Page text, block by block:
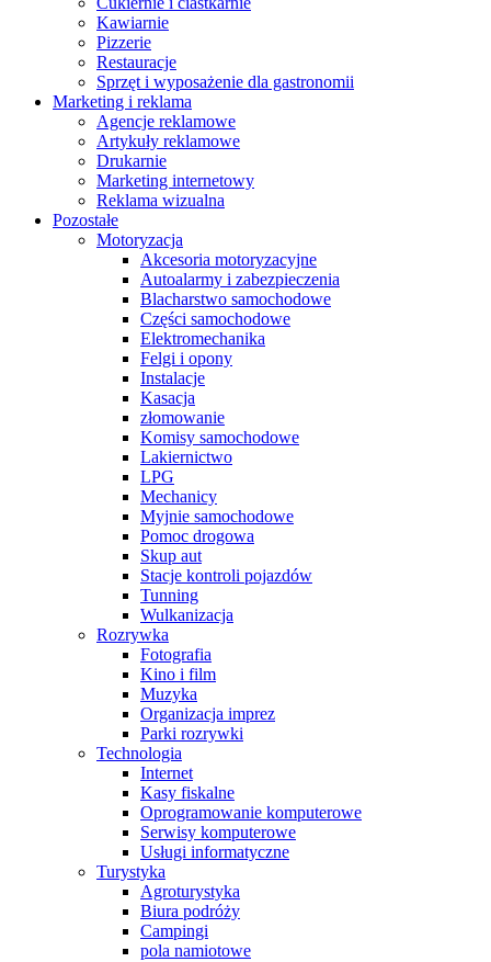
Kawiarnie
Pizzerie
Restauracje
Sprzęt i wyposażenie dla gastronomii
Marketing i reklama
Agencje reklamowe
Artykuły reklamowe
Drukarnie
Marketing internetowy
Reklama wizualna
Pozostałe
Motoryzacja
Akcesoria motoryzacyjne
Autoalarmy i zabezpieczenia
Blacharstwo samochodowe
Części samochodowe
Elektromechanika
Felgi i opony
Instalacje
Kasacja
złomowanie
Komisy samochodowe
Lakiernictwo
LPG
Mechanicy
Myjnie samochodowe
Pomoc drogowa
Skup aut
Stacje kontroli pojazdów
Tunning
Wulkanizacja
Rozrywka
Fotografia
Kino i film
Muzyka
Organizacja imprez
Parki rozrywki
Technologia
Internet
Kasy fiskalne
Oprogramowanie komputerowe
Serwisy komputerowe
Usługi informatyczne
Turystyka
Agroturystyka
Biura podróży
Campingi
pola namiotowe